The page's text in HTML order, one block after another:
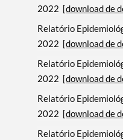
2022 [download de
Relatório
2022 [download de
Relatório
2022 [download de
Relatório
2022 [download de
Relatório